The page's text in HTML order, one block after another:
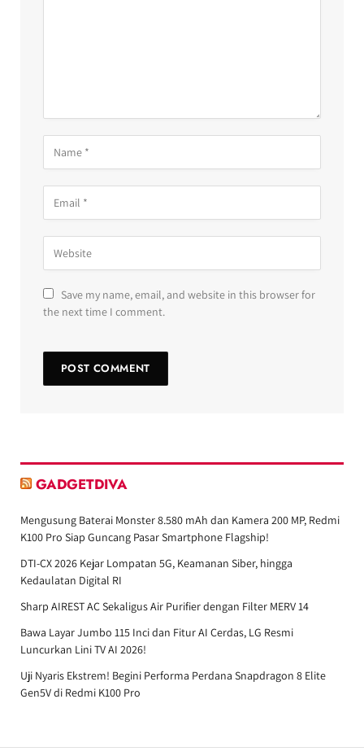
Save my name, email, and website in this browser for
the next time I comment.
GADGETDIVA
Mengusung Baterai Monster 8.580 mAh dan Kamera 200 MP, Redmi
K100 Pro Siap Guncang Pasar Smartphone Flagship!
DTI-CX 2026 Kejar Lompatan 5G, Keamanan Siber, hingga
Kedaulatan Digital RI
Sharp AIREST AC Sekaligus Air Purifier dengan Filter MERV 14
Bawa Layar Jumbo 115 Inci dan Fitur AI Cerdas, LG Resmi
Luncurkan Lini TV AI 2026!
Uji Nyaris Ekstrem! Begini Performa Perdana Snapdragon 8 Elite
Gen5V di Redmi K100 Pro